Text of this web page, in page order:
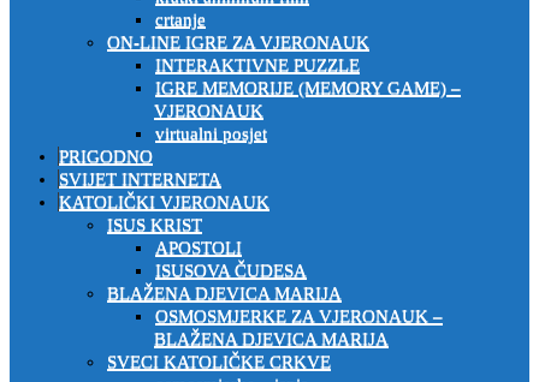
crtanje
ON-LINE IGRE ZA VJERONAUK
INTERAKTIVNE PUZZLE
IGRE MEMORIJE (MEMORY GAME) –
VJERONAUK
virtualni posjet
PRIGODNO
SVIJET INTERNETA
KATOLIČKI VJERONAUK
ISUS KRIST
APOSTOLI
ISUSOVA ČUDESA
BLAŽENA DJEVICA MARIJA
OSMOSMJERKE ZA VJERONAUK –
BLAŽENA DJEVICA MARIJA
SVECI KATOLIČKE CRKVE